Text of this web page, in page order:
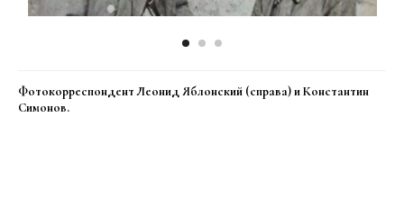
Фотокорреспондент Леонид Яблонский (справа) и Константин
Симонов.